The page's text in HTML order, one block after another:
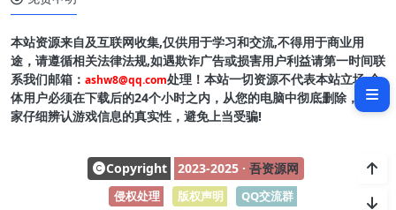
软件介绍
软件截图
本站资源来自及互联网收集,仅供用于学习和交流,不得用于商业用
途，请遵循相关法律法规,如遇欺诈广告或损害用户利益请第一时间联
系我们邮箱： ashw8@qq.com处理！本站一切资源不代表本站立场,全
体用户必须在下载后的24个小时之内，从您的电脑中彻底删除，请玩
家仔细辨认游戏信息的真实性，避免上当受骗!
Copyright 2023-2025 · 吾资源网
侵权处理 版权声明 QQ交流群